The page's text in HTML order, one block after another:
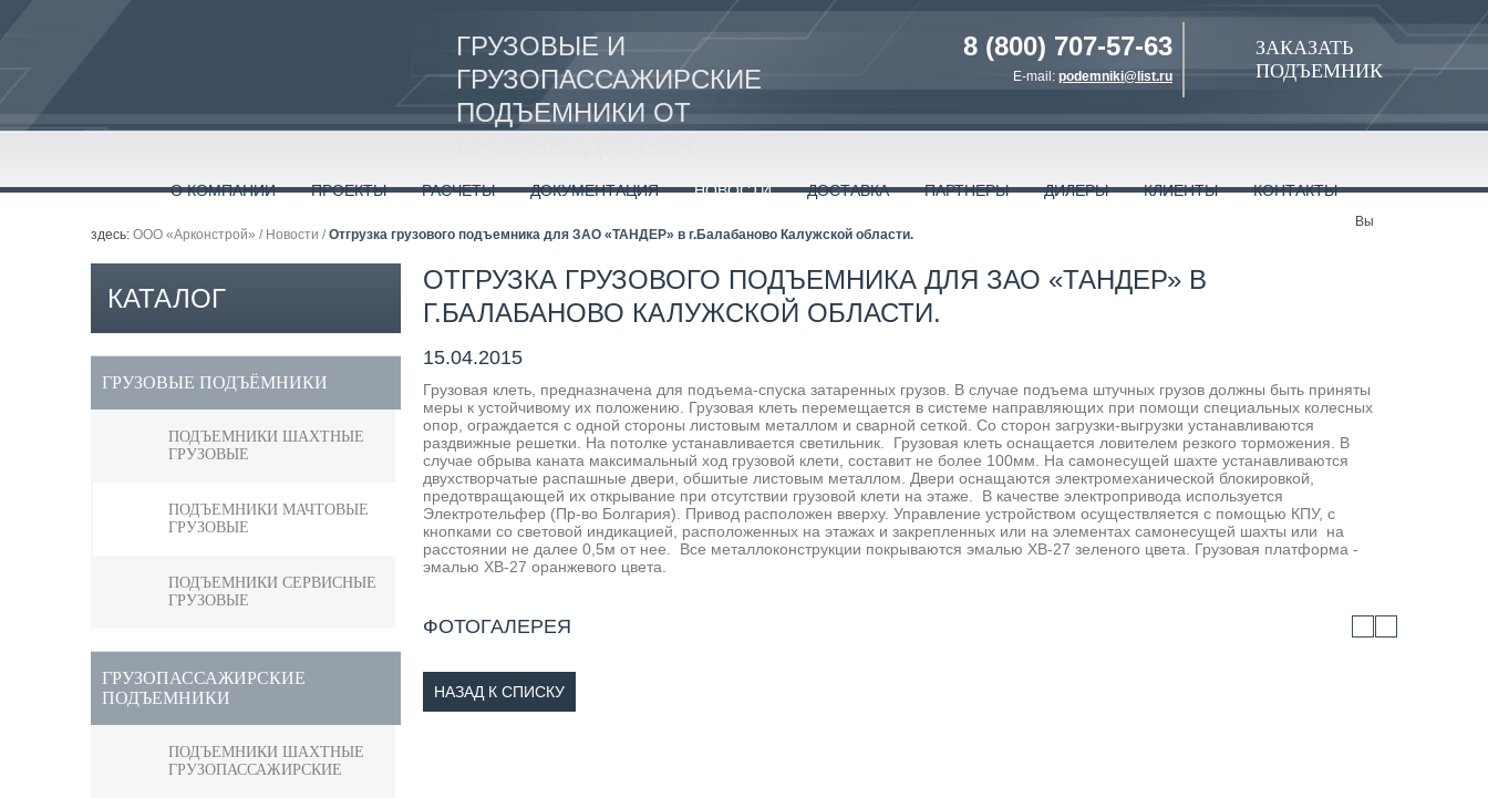
8 (800) 707-57-63
E-mail: podemniki@list.ru
ЗАКАЗАТЬ
ПОДЪЕМНИК
ГРУЗОВЫЕ И
ГРУЗОПАССАЖИРСКИЕ
ПОДЪЕМНИКИ ОТ
О КОМПАНИИ ПРОЕКТЫ РАСЧЕТЫ ДОКУМЕНТАЦИЯ НОВОСТИ ДОСТАВКА ПАРТНЕРЫ ДИЛЕРЫ КЛИЕНТЫ КОНТАКТЫ
Вы
здесь: ООО «Арконстрой» / Новости /Отгрузка грузового подъемника для ЗАО «ТАНДЕР» в г.Балабаново Калужской области.
КАТАЛОГ
ПРОДУКЦИИ
ГРУЗОВЫЕ ПОДЪЁМНИКИ
ПОДЪЕМНИКИ ШАХТНЫЕ
ГРУЗОВЫЕ
ПОДЪЕМНИКИ МАЧТОВЫЕ
ГРУЗОВЫЕ
ПОДЪЕМНИКИ СЕРВИСНЫЕ
ГРУЗОВЫЕ
ГРУЗОПАССАЖИРСКИЕ
ПОДЪЕМНИКИ
ПОДЪЕМНИКИ ШАХТНЫЕ
ГРУЗОПАССАЖИРСКИЕ
ОТГРУЗКА ГРУЗОВОГО ПОДЪЕМНИКА ДЛЯ ЗАО «ТАНДЕР» В
Г.БАЛАБАНОВО КАЛУЖСКОЙ ОБЛАСТИ.
15.04.2015
Грузовая клеть, предназначена для подъема-спуска затаренных грузов. В случае подъема штучных грузов должны быть приняты
меры к устойчивому их положению. Грузовая клеть перемещается в системе направляющих при помощи специальных колесных
опор, ограждается с одной стороны листовым металлом и сварной сеткой. Со сторон загрузки-выгрузки устанавливаются
раздвижные решетки. На потолке устанавливается светильник. Грузовая клеть оснащается ловителем резкого торможения. В
случае обрыва каната максимальный ход грузовой клети, составит не более 100мм. На самонесущей шахте устанавливаются
двухстворчатые распашные двери, обшитые листовым металлом. Двери оснащаются электромеханической блокировкой,
предотвращающей их открывание при отсутствии грузовой клети на этаже. В качестве электропривода используется
Электротельфер (Пр-во Болгария). Привод расположен вверху. Управление устройством осуществляется с помощью КПУ, с
кнопками со световой индикацией, расположенных на этажах и закрепленных или на элементах самонесущей шахты или на
расстоянии не далее 0,5м от нее. Все металлоконструкции покрываются эмалью ХВ-27 зеленого цвета. Грузовая платформа -
эмалью ХВ-27 оранжевого цвета.
ФОТОГАЛЕРЕЯ
НАЗАД К СПИСКУ